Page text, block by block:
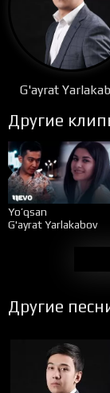
G'ayrat
Другие
Yo’qsan
G'ayrat Yarlakabov
Другие